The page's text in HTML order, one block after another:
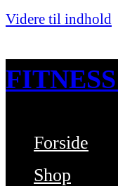
Videre til indhold
Bare endnu et
Forside
Shop